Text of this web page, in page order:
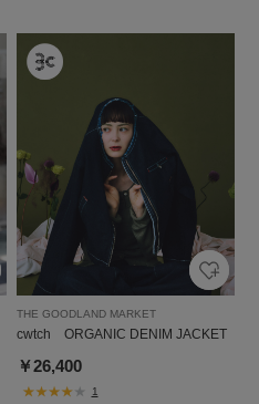
THE GOODLAND MARKET
cwtch ORGANIC DENIM JACKET
￥26,400
1